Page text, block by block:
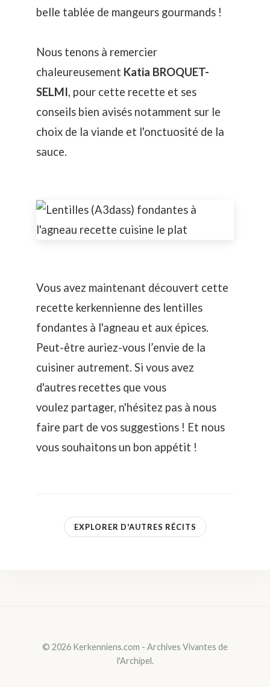
belle tablée de mangeurs gourmands !
Nous tenons à remercier
chaleureusement Katia BROQUET-
SELMI, pour cette recette et ses
conseils bien avisés notamment sur le
choix de la viande et l'onctuosité de la
sauce.
Vous avez maintenant découvert cette
recette kerkennienne des lentilles
fondantes à l'agneau et aux épices.
Peut-être auriez-vous l’envie de la
cuisiner autrement. Si vous avez
d'autres recettes que vous
voulez partager, n'hésitez pas à nous
faire part de vos suggestions ! Et nous
vous souhaitons un bon appétit !
EXPLORER D'AUTRES RÉCITS
© 2026 Kerkenniens.com - Archives Vivantes de
l'Archipel.